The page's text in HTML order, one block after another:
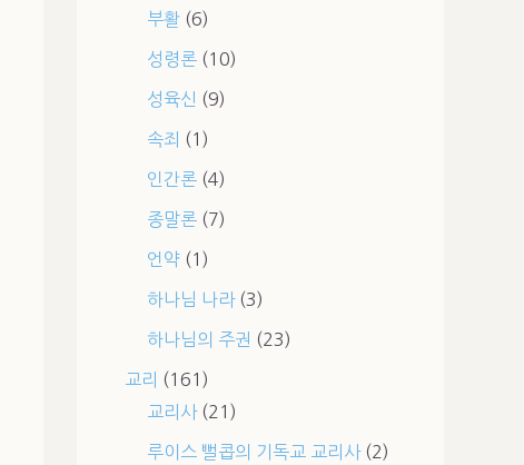
부활(6)
성령론(10)
성육신 (9)
속죄 (1)
인간론(4)
종말론(7)
언약(1)
하나님 나라(3)
하나님의 주권 (23)
교리 (161)
교리사(21)
루이스 뻘콥의 기독교 교리사(2)